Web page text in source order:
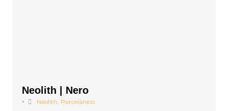
Neolith | Nero
• Neolith Porcelánico